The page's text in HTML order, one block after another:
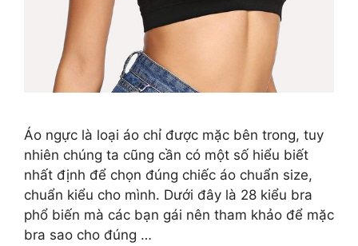
Áo ngực là loại áo chỉ được mặc bên trong, tuy
nhiên chúng ta cũng cần có một số hiểu biết
nhất định để chọn đúng chiếc áo chuẩn size,
chuẩn kiểu cho mình. Dưới đây là 28 kiểu bra
phổ biến mà các bạn gái nên tham khảo để mặc
bra sao cho đúng …